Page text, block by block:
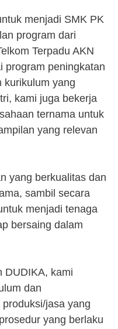
menjadi SMK PK
program dari
Terpadu AKN
program peningkatan
kurikulum yang
kami juga bekerja
ternama untuk
yang relevan
yang berkualitas dan
sambil secara
menjadi tenaga
bersaing dalam
DUDIKA, kami
dan
jasa yang
yang berlaku